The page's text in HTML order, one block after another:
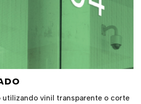
utilizando vinil transparente o corte